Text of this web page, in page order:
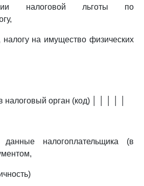
налоговой льготы по
налогу на имущество физических
налоговый орган (код) │ │ │ │ │
налогоплательщика (в